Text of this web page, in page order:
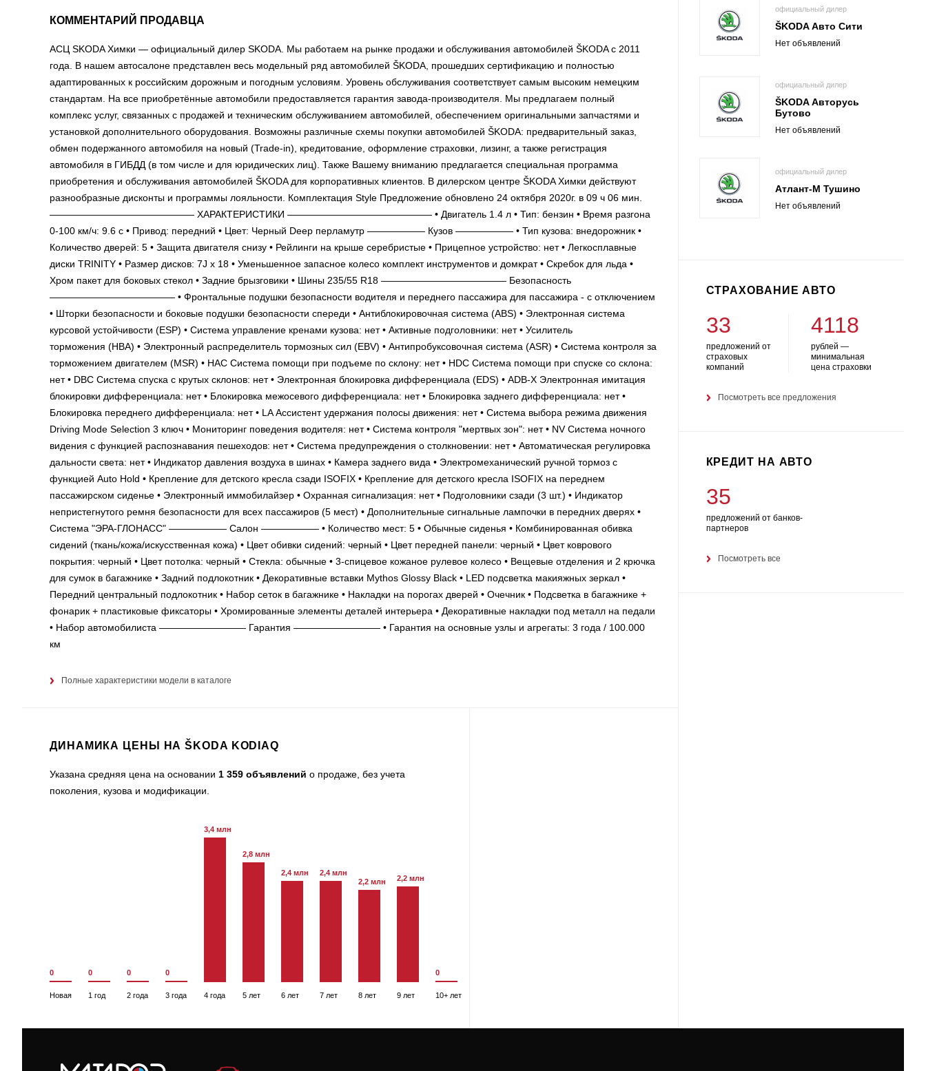
КОММЕНТАРИЙ ПРОДАВЦА
АСЦ SKODA Химки — официальный дилер SKODA. Мы работаем на рынке продажи и обслуживания автомобилей ŠKODA с 2011
года. В нашем автосалоне представлен весь модельный ряд автомобилей ŠKODA, прошедших сертификацию и полностью
адаптированных к российским дорожным и погодным условиям. Уровень обслуживания соответствует самым высоким немецким
стандартам. На все приобретённые автомобили предоставляется гарантия завода-производителя. Мы предлагаем полный
комплекс услуг, связанных с продажей и техническим обслуживанием автомобилей, обеспечением оригинальными запчастями и
установкой дополнительного оборудования. Возможны различные схемы покупки автомобилей ŠKODA: предварительный заказ,
обмен подержанного автомобиля на новый (Trade-in), кредитование, оформление страховки, лизинг, а также регистрация
автомобиля в ГИБДД (в том числе и для юридических лиц). Также Вашему вниманию предлагается специальная программа
приобретения и обслуживания автомобилей ŠKODA для корпоративных клиентов. В дилерском центре ŠKODA Химки действуют
разнообразные дисконты и программы лояльности. Комплектация Style Предложение обновлено 24 октября 2020г. в 09 ч 06 мин.
——————————————— ХАРАКТЕРИСТИКИ ——————————————— • Двигатель 1.4 л • Тип: бензин • Время разгона
0-100 км/ч: 9.6 c • Привод: передний • Цвет: Черный Deep перламутр —————— Кузов —————— • Тип кузова: внедорожник •
Количество дверей: 5 • Защита двигателя снизу • Рейлинги на крыше серебристые • Прицепное устройство: нет • Легкосплавные
диски TRINITY • Размер дисков: 7J x 18 • Уменьшенное запасное колесо комплект инструментов и домкрат • Скребок для льда •
Хром пакет для боковых стекол • Задние брызговики • Шины 235/55 R18 ————————————— Безопасность
————————————— • Фронтальные подушки безопасности водителя и переднего пассажира для пассажира - с отключением
• Шторки безопасности и боковые подушки безопасности спереди • Антиблокировочная система (ABS) • Электронная система
курсовой устойчивости (ESP) • Система управление кренами кузова: нет • Активные подголовники: нет • Усилитель
торможения (HBA) • Электронный распределитель тормозных сил (EBV) • Антипробуксовочная система (ASR) • Система контроля за
торможением двигателем (MSR) • HAC Система помощи при подъеме по склону: нет • HDC Система помощи при спуске со склона:
нет • DBC Система спуска с крутых склонов: нет • Электронная блокировка дифференциала (EDS) • ADB-X Электронная имитация
блокировки дифференциала: нет • Блокировка межосевого дифференциала: нет • Блокировка заднего дифференциала: нет •
Блокировка переднего дифференциала: нет • LA Ассистент удержания полосы движения: нет • Система выбора режима движения
Driving Mode Selection 3 ключ • Мониторинг поведения водителя: нет • Система контроля "мертвых зон": нет • NV Система ночного
видения с функцией распознавания пешеходов: нет • Система предупреждения о столкновении: нет • Автоматическая регулировка
дальности света: нет • Индикатор давления воздуха в шинах • Камера заднего вида • Электромеханический ручной тормоз с
функцией Auto Hold • Крепление для детского кресла сзади ISOFIX • Крепление для детского кресла ISOFIX на переднем
пассажирском сиденье • Электронный иммобилайзер • Охранная сигнализация: нет • Подголовники сзади (3 шт.) • Индикатор
непристегнутого ремня безопасности для всех пассажиров (5 мест) • Дополнительные сигнальные лампочки в передних дверях •
Система "ЭРА-ГЛОНАСС" —————— Салон —————— • Количество мест: 5 • Обычные сиденья • Комбинированная обивка
сидений (ткань/кожа/искусственная кожа) • Цвет обивки сидений: черный • Цвет передней панели: черный • Цвет коврового
покрытия: черный • Цвет потолка: черный • Стекла: обычные • 3-спицевое кожаное рулевое колесо • Вещевые отделения и 2 крючка
для сумок в багажнике • Задний подлокотник • Декоративные вставки Mythos Glossy Black • LED подсветка макияжных зеркал •
Передний центральный подлокотник • Набор сеток в багажнике • Накладки на порогах дверей • Очечник • Подсветка в багажнике +
фонарик + пластиковые фиксаторы • Хромированные элементы деталей интерьера • Декоративные накладки под металл на педали
• Набор автомобилиста ————————— Гарантия ————————— • Гарантия на основные узлы и агрегаты: 3 года / 100.000
км
Полные характеристики модели в каталоге
ДИНАМИКА ЦЕНЫ НА ŠKODA KODIAQ
Указана средняя цена на основании 1 359 объявлений о продаже, без учета
поколения, кузова и модификации.
0
Новая
0
1 год
0
2 года
0
3 года
3,4 млн
4 года
2,8 млн
5 лет
2,4 млн
6 лет
2,4 млн
7 лет
2,2 млн
8 лет
2,2 млн
9 лет
0
10+ лет
официальный дилер
ŠKODA Авто Сити
Нет объявлений
официальный дилер
ŠKODA Авторусь
Бутово
Нет объявлений
официальный дилер
Атлант-М Тушино
Нет объявлений
СТРАХОВАНИЕ АВТО
33
предложений от
страховых
компаний
4118
рублей —
минимальная
цена страховки
Посмотреть все предложения
КРЕДИТ НА АВТО
35
предложений от банков-
партнеров
Посмотреть все